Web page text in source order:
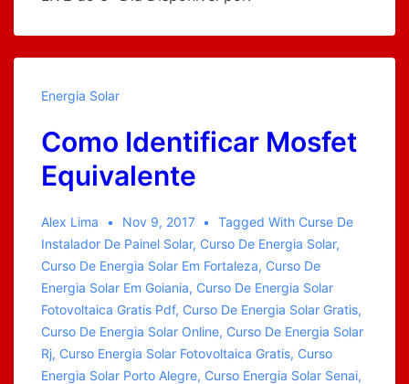
Energia Solar
Como Identificar Mosfet
Equivalente
Alex Lima Nov 9, 2017 Tagged With Curse De
Instalador De Painel Solar, Curso De Energia Solar,
Curso De Energia Solar Em Fortaleza, Curso De
Energia Solar Em Goiania, Curso De Energia Solar
Fotovoltaica Gratis Pdf, Curso De Energia Solar Gratis,
Curso De Energia Solar Online, Curso De Energia Solar
Rj, Curso Energia Solar Fotovoltaica Gratis, Curso
Energia Solar Porto Alegre, Curso Energia Solar Senai,